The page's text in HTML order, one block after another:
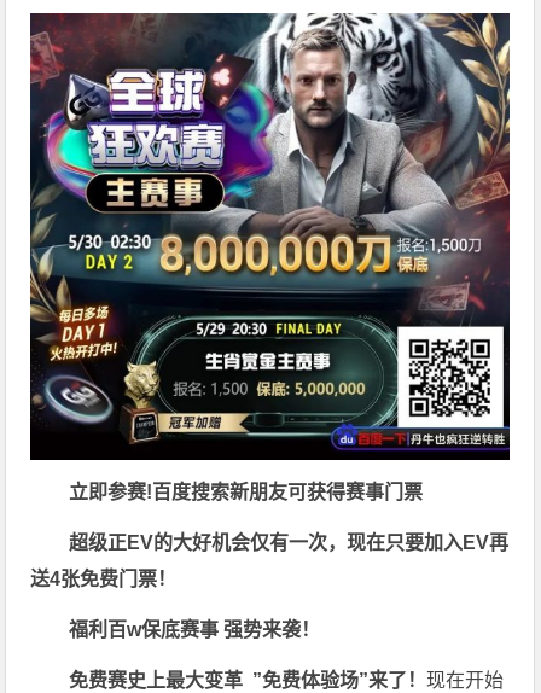
立即参赛!百度搜索新朋友可获得赛事门票
超级正EV的大好机会仅有一次，现在只要加入EV再
送4张免费门票！
福利 百w保底赛事 强势来袭！
免费赛史上最大变革 ”免费体验场”来了！现在开始